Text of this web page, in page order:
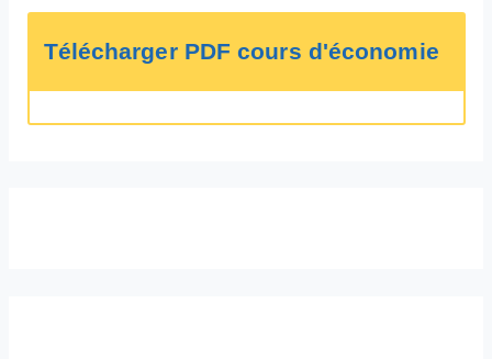
Télécharger PDF cours d'économie